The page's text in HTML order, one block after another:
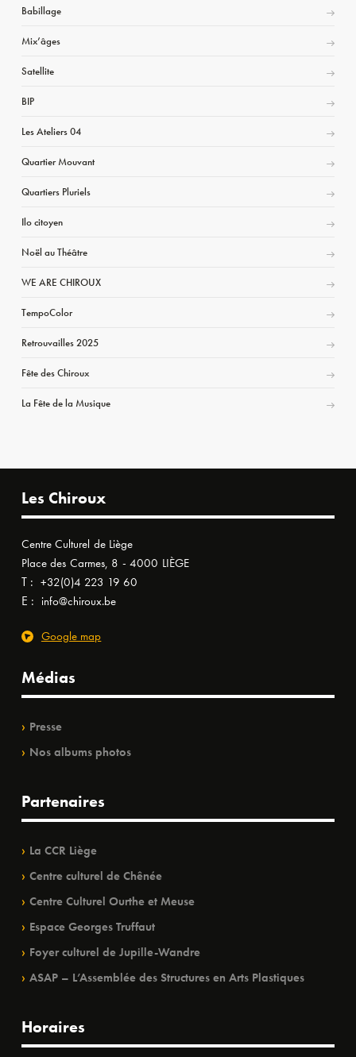
Babillage
Mix’âges
Satellite
BIP
Les Ateliers 04
Quartier Mouvant
Quartiers Pluriels
Ilo citoyen
Noël au Théâtre
WE ARE CHIROUX
TempoColor
Retrouvailles 2025
Fête des Chiroux
La Fête de la Musique
Les Chiroux
Centre Culturel de Liège
Place des Carmes, 8 - 4000 LIÈGE
T : +32(0)4 223 19 60
E : info@chiroux.be
Google map
Médias
Presse
Nos albums photos
Partenaires
La CCR Liège
Centre culturel de Chênée
Centre Culturel Ourthe et Meuse
Espace Georges Truffaut
Foyer culturel de Jupille-Wandre
ASAP – L’Assemblée des Structures en Arts Plastiques
Horaires